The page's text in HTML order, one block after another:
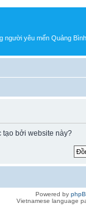
người yêu mến Quảng Bình
tạo bởi website này?
Powered by
Vietnamese language